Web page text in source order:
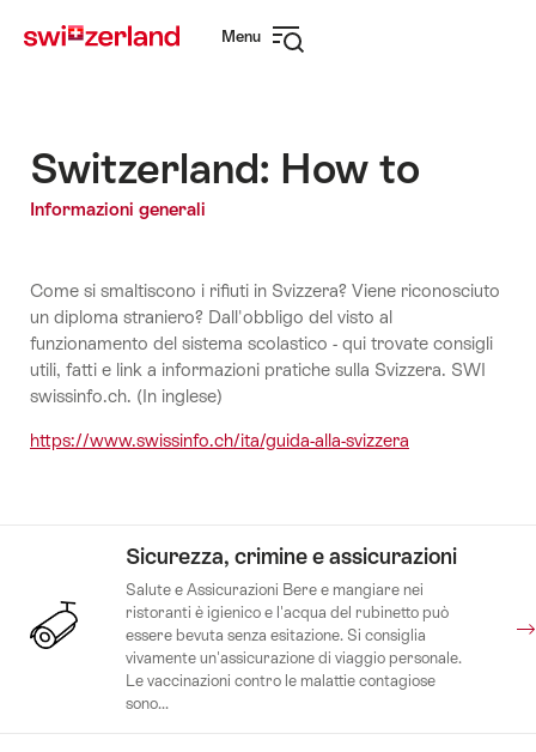
rapida
Menu
Switzerland: How to
Informazioni generali
Come si smaltiscono i rifiuti in Svizzera? Viene riconosciuto
un diploma straniero? Dall'obbligo del visto al
funzionamento del sistema scolastico - qui trovate consigli
utili, fatti e link a informazioni pratiche sulla Svizzera. SWI
swissinfo.ch. (In inglese)
https://www.swissinfo.ch/ita/guida-alla-svizzera
Sicurezza, crimine e assicurazioni
Salute e Assicurazioni Bere e mangiare nei
ristoranti è igienico e l'acqua del rubinetto può
essere bevuta senza esitazione. Si consiglia
vivamente un'assicurazione di viaggio personale.
Le vaccinazioni contro le malattie contagiose
sono...